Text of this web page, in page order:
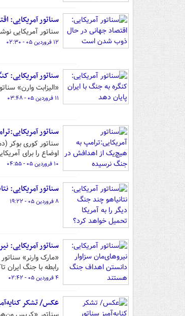
سناتور
سناتور آمریکایی
۱۲ فروردین ۰۵ - ۰۲:۳۰
سناتور آمریکایی:
«الیزابت وارن»
۱۱ فروردین ۰۵ - ۰۳:۴۸
سناتور
اوضاع را برای
۱۰ فروردین ۰۵ - ۰۴:۵۵
سناتور آمریکایی:
۸ فروردین ۰۵ - ۱۹:۲۲
سناتور آمریکایی:
«مارک وارنر»
رابطه با جنگ ایران
۴ فروردین ۰۵ - ۰۲:۴۲
عکس/ تشکر